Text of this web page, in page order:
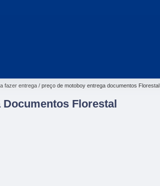
fazer entrega preço de motoboy entrega documentos Florestal
Florestal